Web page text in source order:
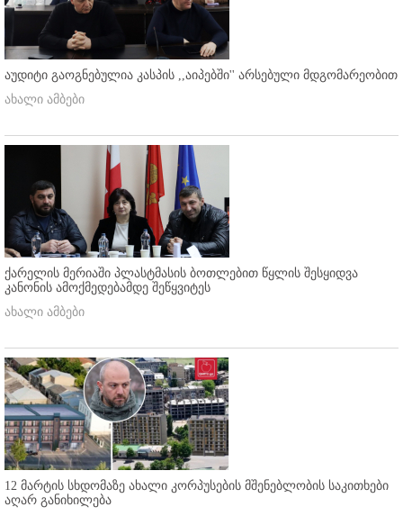
აუდიტი გაოგნებულია კასპის ,,აიპებში'' არსებული მდგომარეობით
ახალი ამბები
ქარელის მერიაში პლასტმასის ბოთლებით წყლის შესყიდვა
კანონის ამოქმედებამდე შეწყვიტეს
ახალი ამბები
12 მარტის სხდომაზე ახალი კორპუსების მშენებლობის საკითხები
აღარ განიხილება